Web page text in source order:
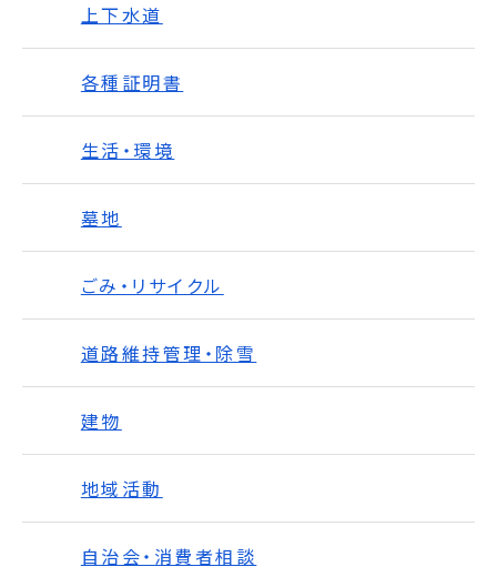
上下水道
各種証明書
生活・環境
墓地
ごみ・リサイクル
道路維持管理・除雪
建物
地域活動
自治会・消費者相談